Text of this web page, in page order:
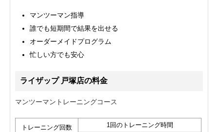
マンツーマン指導
誰でも短期間で結果を出せる
オーダーメイドプログラム
忙しい方でも安心
ライザップ 戸塚店の料金
マンツーマントレーニングコース
トレーニング回数
1回のトレーニング時間